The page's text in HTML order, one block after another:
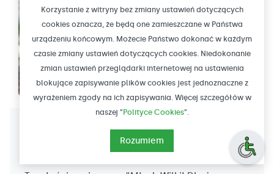
Otwórz konto dla #Młodych Wilków
Korzystanie z witryny bez zmiany ustawień dotyczących
cookies oznacza, że będą one zamieszczane w Państwa
urządzeniu końcowym. Możecie Państwo dokonać w każdym
czasie zmiany ustawień dotyczących cookies. Niedokonanie
zmian ustawień przeglądarki internetowej na ustawienia
blokujące zapisywanie plików cookies jest jednoznaczne z
wyrażeniem zgody na ich zapisywania. Więcej szczegółów w
naszej " Polityce Cookies".
Rozumiem